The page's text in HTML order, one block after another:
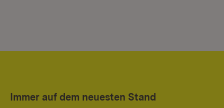
Immer auf dem neuesten Stand